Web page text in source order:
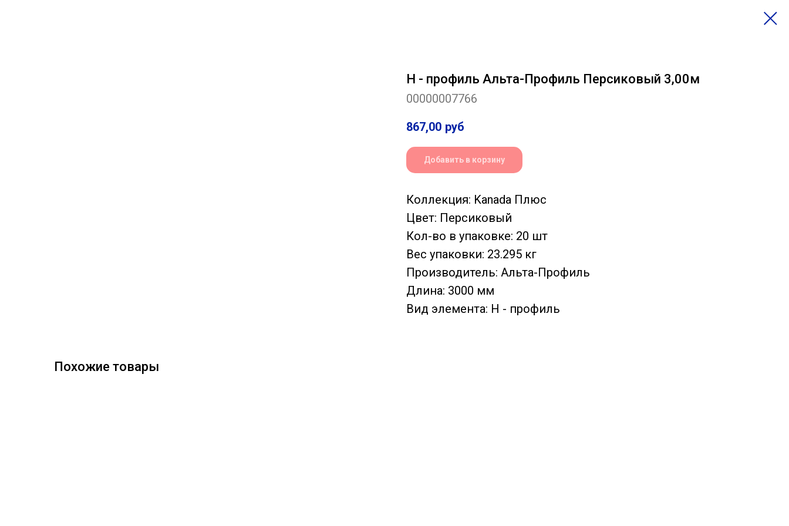
H - профиль Альта-Профиль Персиковый 3,00м
00000007766
867,00 руб
Добавить в корзину
Коллекция: Kanada Плюс
Цвет: Персиковый
Кол-во в упаковке: 20 шт
Вес упаковки: 23.295 кг
Производитель: Альта-Профиль
Длина: 3000 мм
Вид элемента: H - профиль
Похожие товары